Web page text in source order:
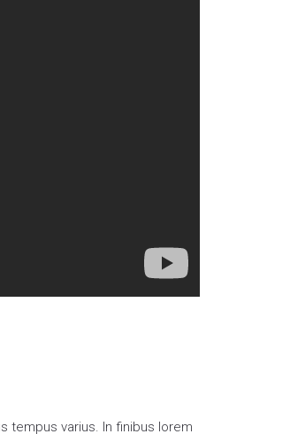
tempus varius. In finibus lorem